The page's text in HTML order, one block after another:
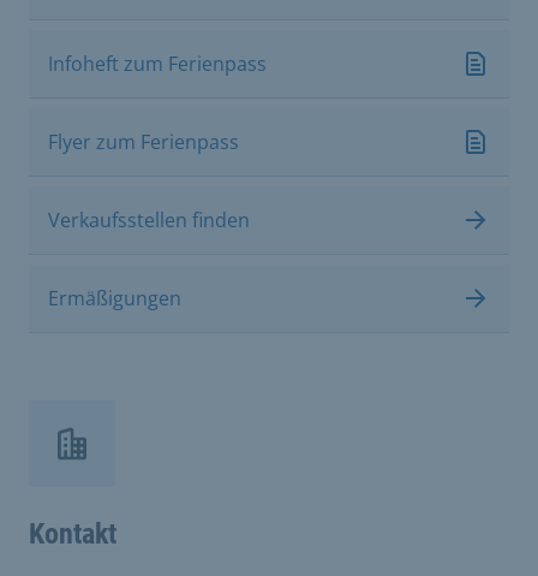
Infoheft zum Ferienpass
Flyer zum Ferienpass
Verkaufsstellen finden
Ermäßigungen
Kontakt